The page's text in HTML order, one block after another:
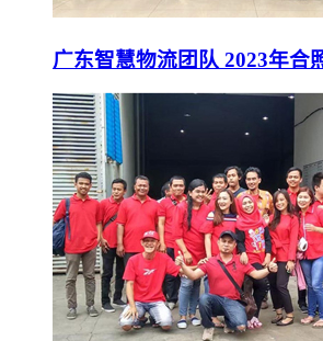
广东智慧物流团队 2023年合